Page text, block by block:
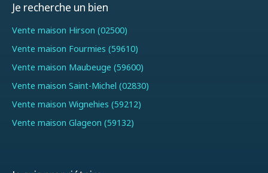
Je recherche un bien
Vente maison Hirson (02500)
Vente maison Fourmies (59610)
Vente maison Maubeuge (59600)
Vente maison Saint-Michel (02830)
Vente maison Wignehies (59212)
Vente maison Glageon (59132)